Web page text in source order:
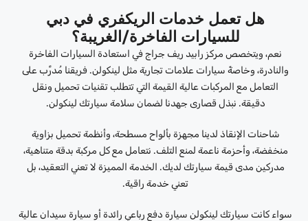
هل تعمل خدمات الريكفري في دبي
للسيارات الفاخرة/الغريبة؟
نعم، ويتخصص مركز رابيد ريف جراج في استعادة السيارات الفاخرة
والنادرة، وخاصةً سيارات علامات تجارية مثل لينكولن. فريقنا مُدرَّب على
التعامل مع المركبات عالية القيمة التي تتطلب تقنيات تحميل ونقل
دقيقة. نبذل قصارى جهدنا لضمان سلامة سيارتك لينكولن.
شاحنات الإنقاذ لدينا مجهزة بألواح مسطحة، وأنظمة تحميل بزاوية
منخفضة، وأحزمة ناعمة لمنع التلف. نتعامل مع كل مركبة بدقة متناهية،
مدركين مدى قيمة سيارتك لديك. الخدمة المميزة لا تعني التعقيد، بل
تعني خدمة راقية.
سواء كانت سيارتك لينكولن سيارة دفع رباعي رائدة أو سيارة سيدان عالية